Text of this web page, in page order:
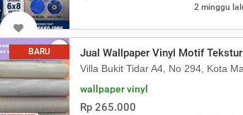
2 minggu
BARU Jual Wallpaper Vinyl Motif Tekstur
Villa Bukit Tidar A4, No 294, Kota
wallpaper vinyl
Rp 265.000